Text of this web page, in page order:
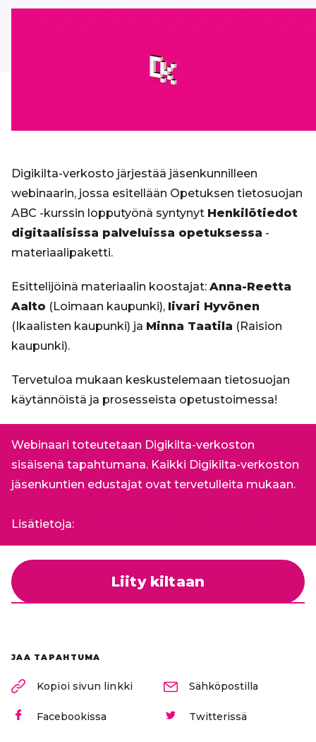
Digikilta-verkosto järjestää jäsenkunnilleen
webinaarin, jossa esitellään Opetuksen tietosuojan
ABC -kurssin lopputyönä syntynyt Henkilötiedot
digitaalisissa palveluissa opetuksessa -
materiaalipaketti.
Esittelijöinä materiaalin koostajat: Anna-Reetta
Aalto (Loimaan kaupunki), Iivari Hyvönen
(Ikaalisten kaupunki) ja Minna Taatila (Raision
kaupunki).
Tervetuloa mukaan keskustelemaan tietosuojan
käytännöistä ja prosesseista opetustoimessa!
Webinaari toteutetaan Digikilta-verkoston
sisäisenä tapahtumana. Kaikki Digikilta-verkoston
jäsenkuntien edustajat ovat tervetulleita mukaan.
Lisätietoja:
Liity kiltaan
JAA TAPAHTUMA
Kopioi sivun linkki Sähköpostilla
Facebookissa Twitterissä